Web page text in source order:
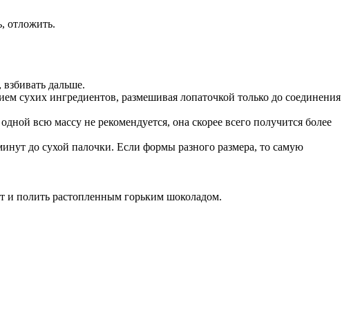
отложить.
дальше.
сухих ингредиентов, размешивая лопаточкой только до соединения
всю массу не рекомендуется, она скорее всего получится более
до сухой палочки. Если формы разного размера, то самую
и полить растопленным горьким шоколадом.